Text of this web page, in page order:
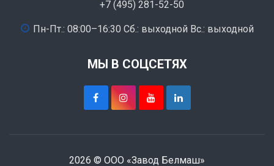
+7 (495) 281-52-50
Пн-Пт.: 08:00–16:30 Сб.: выходной Вс.: выходной
МЫ В СОЦСЕТЯХ
2026 © ООО «Завод Белмаш»